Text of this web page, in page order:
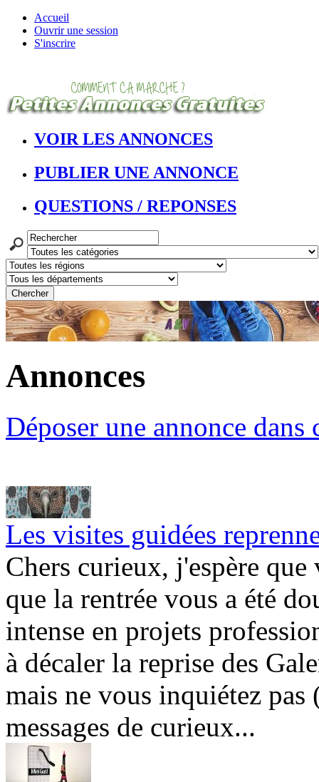
Accueil
Ouvrir une session
S'inscrire
VOIR LES ANNONCES
PUBLIER UNE ANNONCE
QUESTIONS / REPONSES
Annonces
Déposer une annonce dans
Les visites guidées
Chers curieux, j'espère que
que la rentrée vous a été
intense en projets
à décaler la reprise des
mais ne vous inquiétez pas
messages de curieux...